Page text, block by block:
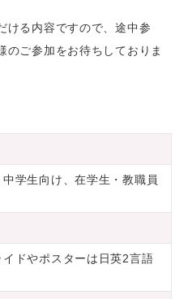
ける内容ですので、途中参
のご参加をお待ちしておりま
学生向け、在学生・教職員
ドやポスターは日英2言語